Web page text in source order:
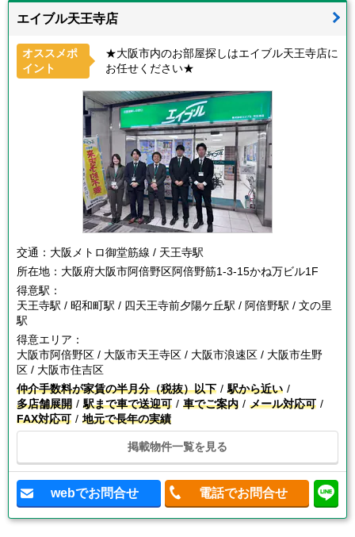
エイブル天王寺店
オススメポ
イント
★大阪市内のお部屋探しはエイブル天王寺店に
お任せください★
交通： 大阪メトロ御堂筋線 / 天王寺駅
所在地： 大阪府大阪市阿倍野区阿倍野筋1-3-15かね万ビル1F
得意駅：
天王寺駅 / 昭和町駅 / 四天王寺前夕陽ケ丘駅 / 阿倍野駅 / 文の里
駅
得意エリア：
大阪市阿倍野区 / 大阪市天王寺区 / 大阪市浪速区 / 大阪市生野
区 / 大阪市住吉区
仲介手数料が家賃の半月分（税抜）以下
駅から近い
多店舗展開
駅まで車で送迎可 車でご案内
メール対応可
FAX対応可
地元で長年の実績
掲載物件一覧を見る
webでお問合せ 電話でお問合せ